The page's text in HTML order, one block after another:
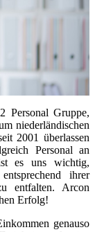
Personal Gruppe,
niederländischen
2001 überlassen
Personal an
ist es uns wichtig,
ihrer
entfalten. Arcon
Erfolg!
genauso